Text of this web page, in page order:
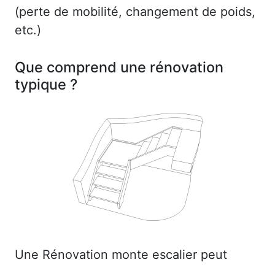
(perte de mobilité, changement de poids,
etc.)
Que comprend une rénovation
typique ?
Une Rénovation monte escalier peut